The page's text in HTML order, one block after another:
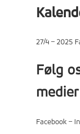
27/4 – 2025
Følg
medier
Facebook –